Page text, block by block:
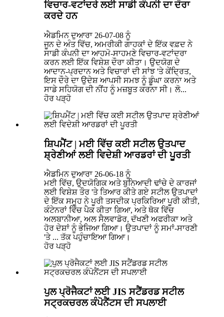
ਵਿਚਾਰ-ਵਟਾਂਦਰੇ ਲਈ ਸਾਡੀ ਕੰਪਨੀ ਦਾ ਦੌਰਾ
ਕਰਦੇ ਹਨ
ਐਡਮਿਨ ਦੁਆਰਾ 26-07-08 ਨੂੰ
ਜੂਨ ਦੇ ਅੰਤ ਵਿੱਚ, ਅਮਰੀਕੀ ਗਾਹਕਾਂ ਦੇ ਇੱਕ ਵਫ਼ਦ ਨੇ
ਸਾਡੀ ਕੰਪਨੀ ਦਾ ਆਹਮੋ-ਸਾਹਮਣੇ ਵਿਚਾਰ-ਵਟਾਂਦਰਾ
ਕਰਨ ਲਈ ਇੱਕ ਵਿਸ਼ੇਸ਼ ਦੌਰਾ ਕੀਤਾ। ਉਦਯੋਗ ਦੇ
ਆਦਾਨ-ਪ੍ਰਦਾਨ ਅਤੇ ਵਿਚਾਰਾਂ ਦੀ ਸਾਂਝ 'ਤੇ ਕੇਂਦ੍ਰਿਤ,
ਇਸ ਦੌਰੇ ਦਾ ਉਦੇਸ਼ ਆਪਸੀ ਸਮਝ ਨੂੰ ਡੂੰਘਾ ਕਰਨਾ ਅਤੇ
ਸਾਡੇ ਸਹਿਯੋਗ ਦੀ ਨੀਂਹ ਨੂੰ ਮਜ਼ਬੂਤ ​​ਕਰਨਾ ਸੀ। ਲੋ...
ਹੋਰ ਪੜ੍ਹੋ
ਸ਼ਿਪਮੈਂਟ | ਮਈ ਵਿੱਚ ਕਈ ਸਟੀਲ ਉਤਪਾਦ
ਸ਼੍ਰੇਣੀਆਂ ਲਈ ਵਿਦੇਸ਼ੀ ਆਰਡਰਾਂ ਦੀ ਪੂਰਤੀ
ਐਡਮਿਨ ਦੁਆਰਾ 26-06-18 ਨੂੰ
ਮਈ ਵਿੱਚ, ਉਦਯੋਗਿਕ ਅਤੇ ਬੁਨਿਆਦੀ ਢਾਂਚੇ ਦੇ ਕਾਰਜਾਂ
ਲਈ ਵਿਸ਼ੇਸ਼ ਤੌਰ 'ਤੇ ਤਿਆਰ ਕੀਤੇ ਗਏ ਸਟੀਲ ਉਤਪਾਦਾਂ
ਦੇ ਇੱਕ ਸਮੂਹ ਨੇ ਪੂਰੀ ਤਸਦੀਕ ਪ੍ਰਕਿਰਿਆ ਪੂਰੀ ਕੀਤੀ,
ਕੰਟੇਨਰਾਂ ਵਿੱਚ ਪੈਕ ਕੀਤਾ ਗਿਆ, ਅਤੇ ਥੋਕ ਵਿੱਚ
ਅਲਬਾਨੀਆ, ਅਲ ਸੈਲਵਾਡੋਰ, ਦੱਖਣੀ ਅਫਰੀਕਾ ਅਤੇ
ਹੋਰ ਦੇਸ਼ਾਂ ਨੂੰ ਭੇਜਿਆ ਗਿਆ। ਉਤਪਾਦਾਂ ਨੂੰ ਸਮਾਂ-ਸਾਰਣੀ
'ਤੇ ... ਤੱਕ ਪਹੁੰਚਾਇਆ ਗਿਆ।
ਹੋਰ ਪੜ੍ਹੋ
ਪੁਲ ਪ੍ਰੋਜੈਕਟਾਂ ਲਈ JIS ਸਟੈਂਡਰਡ ਸਟੀਲ
ਸਟ੍ਰਕਚਰਲ ਕੰਪੋਨੈਂਟਸ ਦੀ ਸਪਲਾਈ